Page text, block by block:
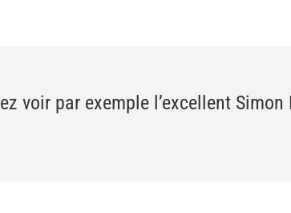
voir par exemple l’excellent